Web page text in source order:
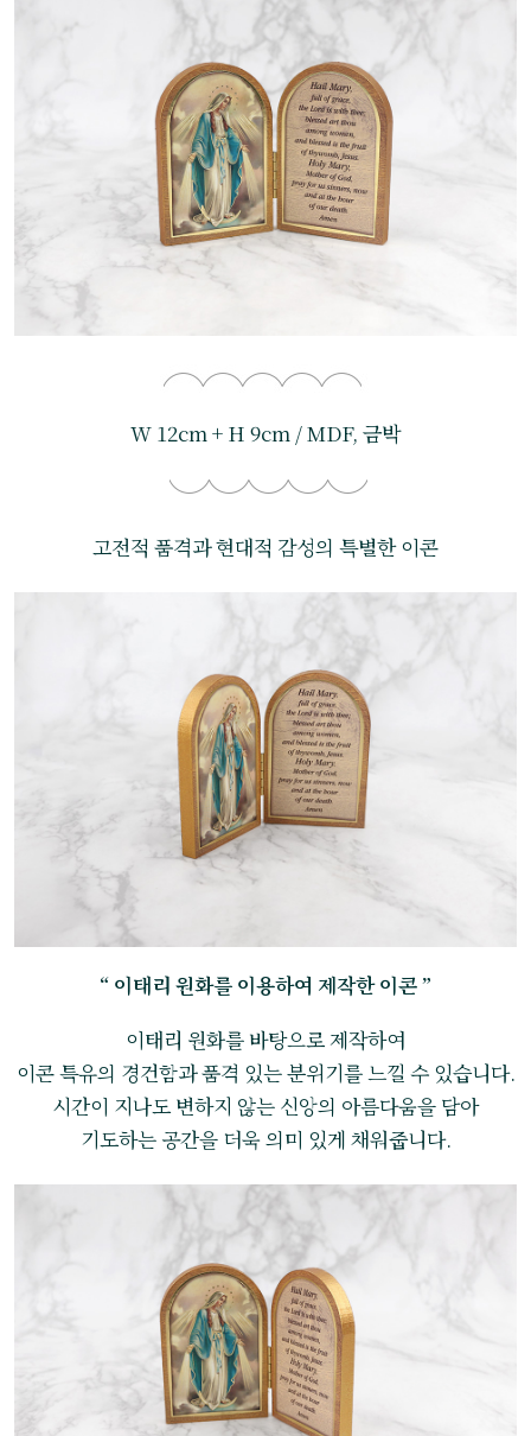
W 12cm + H 9cm / MDF, 금박
고전적 품격과 현대적 감성의 특별한 이콘
“ 이태리 원화를 이용하여 제작한 이콘 ”
이태리 원화를 바탕으로 제작하여
이콘 특유의 경건함과 품격 있는 분위기를 느낄 수 있습니다.
시간이 지나도 변하지 않는 신앙의 아름다움을 담아
기도하는 공간을 더욱 의미 있게 채워줍니다.